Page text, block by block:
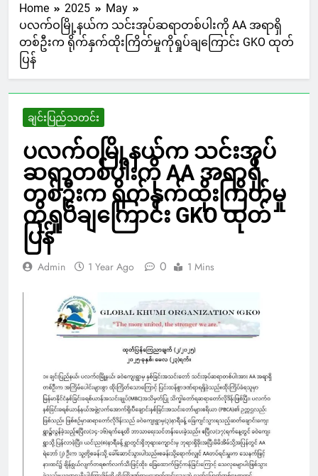
Home 2025
May
ပလက်ဝမြို့နယ်က သင်းအုပ်ဆရာတစ်ပါးကို AA အရာရှိ
တစ်ဦးက ရိုက်နှက်ထိုးကြိတ်မှုကိုရှုပ်ချကြောင်း GKO ထုတ်
ပြန်
ချင်းပြည်သတင်း
ပလက်ဝမြို့နယ်က သင်းအုပ်
ဆရာတစ်ပါးကို AA အရာရှိ
တစ်ဦးက ရိုက်နှက်ထိုးကြိတ်မှု
ကိုရှုပ်ချကြောင်း GKO ထုတ်
ပြန်
Admin 1 Year Ago 0 1 Mins